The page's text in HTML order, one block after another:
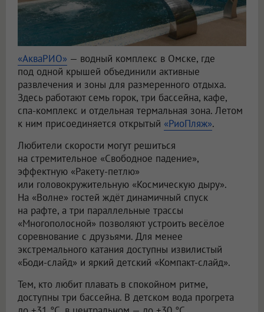
«АкваРИО» — водный комплекс в Омске, где
под одной крышей объединили активные
развлечения и зоны для размеренного отдыха.
Здесь работают семь горок, три бассейна, кафе,
спа-комплекс и отдельная термальная зона. Летом
к ним присоединяется открытый «РиоПляж».
Любители скорости могут решиться
на стремительное «Свободное падение»,
эффектную «Ракету-петлю»
или головокружительную «Космическую дыру».
На «Волне» гостей ждёт динамичный спуск
на рафте, а три параллельные трассы
«Многополосной» позволяют устроить весёлое
соревнование с друзьями. Для менее
экстремального катания доступны извилистый
«Боди-слайд» и яркий детский «Компакт-слайд».
Тем, кто любит плавать в спокойном ритме,
доступны три бассейна. В детском вода прогрета